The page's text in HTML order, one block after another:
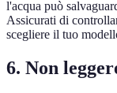
l'acqua può
Assicurati di
scegliere il tuo
6. Non